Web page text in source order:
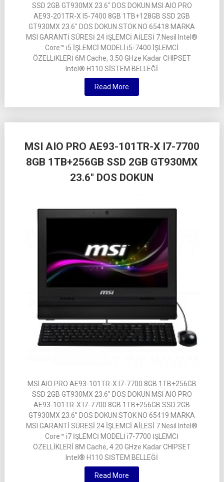
SSD 2GB GT930MX 23.6″ DOS DOKUN MSI AIO PRO
AE93-201TR-X I5-7400 8GB 1TB+128GB SSD 2GB
GT930MX 23.6″ DOS DOKUN STOK NO 65418 MARKA
MSI GARANTİ SÜRESİ 24 İŞLEMCİ AİLESİ 7.Nesil Intel®
Core™ i5 İŞLEMCİ MODELİ i5-7400 İŞLEMCİ
ÖZELLİKLERİ 6M Cache, 3.50 GHze Kadar CHIPSET
Intel® H110 SİSTEM BELLEĞİ
Read More
MSI AIO PRO AE93-101TR-X I7-7700
8GB 1TB+256GB SSD 2GB GT930MX
23.6″ DOS DOKUN
MSI AIO PRO AE93-101TR-X I7-7700 8GB 1TB+256GB
SSD 2GB GT930MX 23.6″ DOS DOKUN MSI AIO PRO
AE93-101TR-X I7-7700 8GB 1TB+256GB SSD 2GB
GT930MX 23.6″ DOS DOKUN STOK NO 65419 MARKA
MSI GARANTİ SÜRESİ 24 İŞLEMCİ AİLESİ 7.Nesil Intel®
Core™ i7 İŞLEMCİ MODELİ i7-7700 İŞLEMCİ
ÖZELLİKLERİ 8M Cache, 4.20 GHze Kadar CHIPSET
Intel® H110 SİSTEM BELLEĞİ
Read More